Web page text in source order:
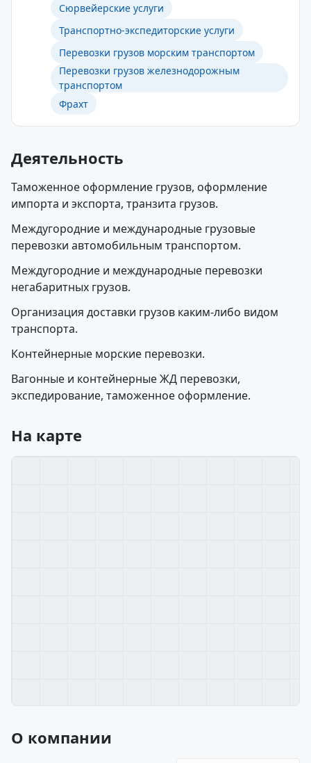
Сюрвейерские услуги
Транспортно-экспедиторские услуги
Перевозки грузов морским транспортом
Перевозки грузов железнодорожным
транспортом
Фрахт
Деятельность
Таможенное оформление грузов, оформление
импорта и экспорта, транзита грузов.
Междугородние и международные грузовые
перевозки автомобильным транспортом.
Междугородние и международные перевозки
негабаритных грузов.
Организация доставки грузов каким-либо видом
транспорта.
Контейнерные морские перевозки.
Вагонные и контейнерные ЖД перевозки,
экспедирование, таможенное оформление.
На карте
О компании